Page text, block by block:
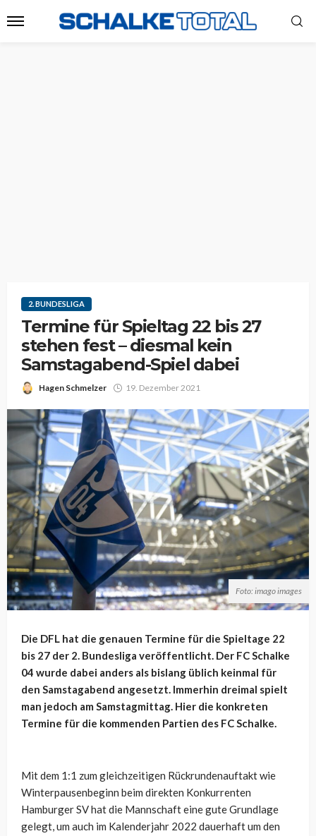
2. BUNDESLIGA
Termine für Spieltag 22 bis 27
stehen fest – diesmal kein
Samstagabend-Spiel dabei
Hagen Schmelzer 19. Dezember 2021
Foto: imago images
Die DFL hat die genauen Termine für die Spieltage 22
bis 27 der 2. Bundesliga veröffentlicht. Der FC Schalke
04 wurde dabei anders als bislang üblich keinmal für
den Samstagabend angesetzt. Immerhin dreimal spielt
man jedoch am Samstagmittag. Hier die konkreten
Termine für die kommenden Partien des FC Schalke.
Mit dem 1:1 zum gleichzeitigen Rückrundenauftakt wie
Winterpausenbeginn beim direkten Konkurrenten
Hamburger SV hat die Mannschaft eine gute Grundlage
gelegt, um auch im Kalenderjahr 2022 dauerhaft um den